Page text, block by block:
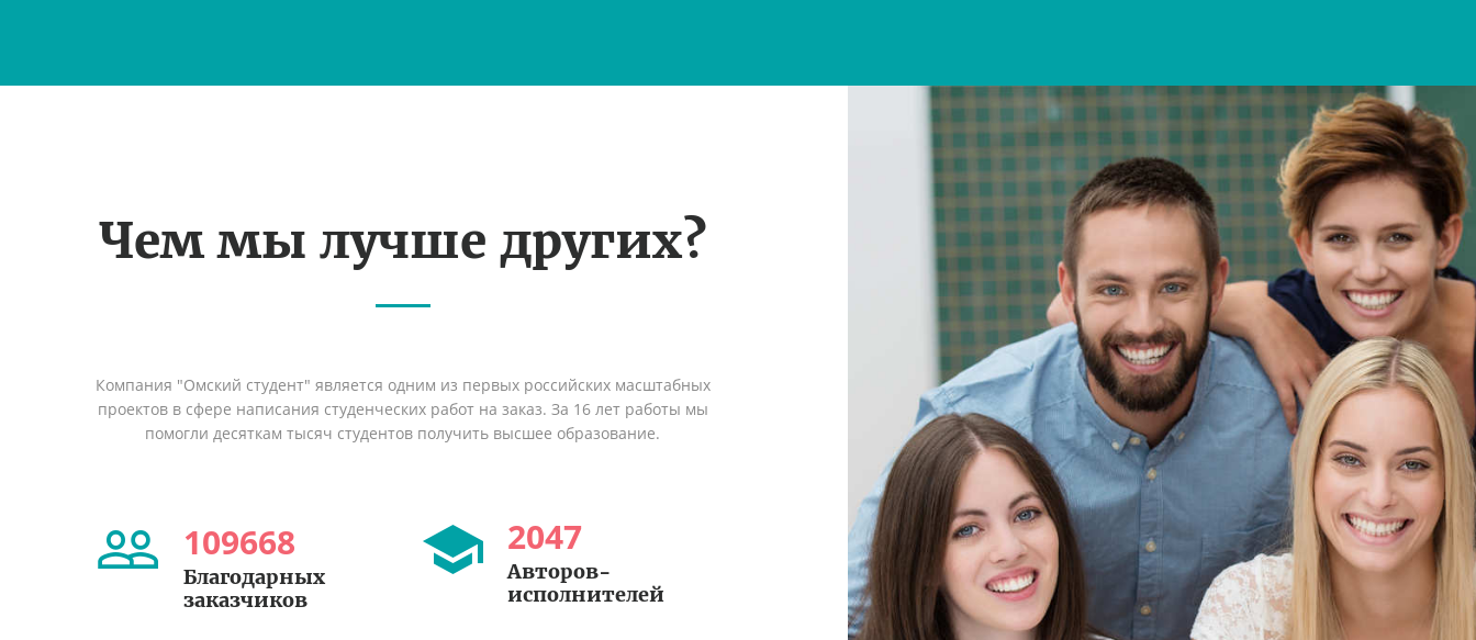
Чем мы лучше других?
Компания "Омский студент" является одним из первых российских масштабных
проектов в сфере написания студенческих работ на заказ. За 16 лет работы мы
помогли десяткам тысяч студентов получить высшее образование.
109668
Благодарных
заказчиков
2047
Авторов-
исполнителей